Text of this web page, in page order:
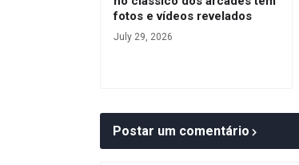
fotos e vídeos revelados
July 29, 2026
Postar um comentário